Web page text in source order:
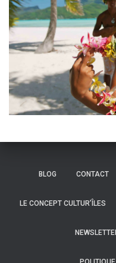
BLOG CONTACT
LE CONCEPT CULTUR’ÎLES